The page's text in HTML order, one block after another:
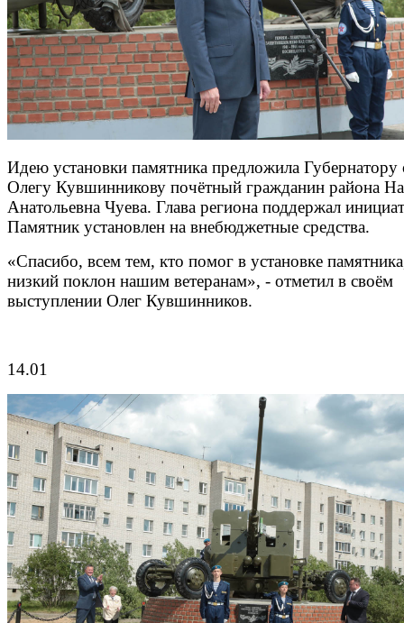
Идею установки памятника предложила Губернатору
Олегу Кувшинникову почётный гражданин района
Анатольевна Чуева. Глава региона поддержал
Памятник установлен на внебюджетные средства.
«Спасибо, всем тем, кто помог в установке
низкий поклон нашим ветеранам», - отметил в своём
выступлении Олег Кувшинников.
14.01